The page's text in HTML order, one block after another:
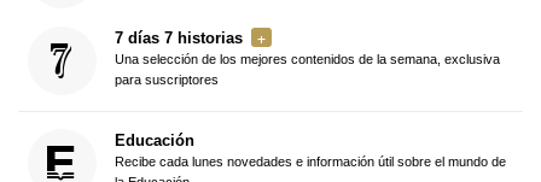
7 días 7 historias
Una selección de los mejores contenidos de la semana, exclusiva
para suscriptores
Educación
Recibe cada lunes novedades e información útil sobre el mundo de